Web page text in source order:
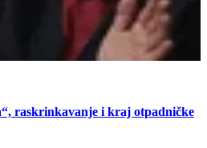
raskrinkavanje i kraj otpadničke